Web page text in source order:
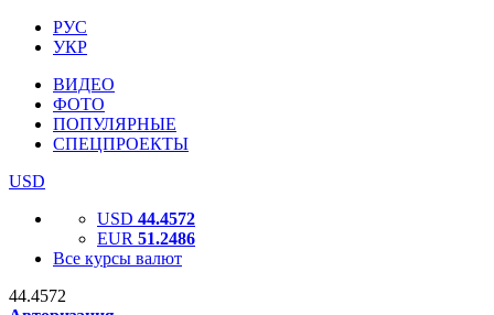
РУС
УКР
ВИДЕО
ФОТО
ПОПУЛЯРНЫЕ
СПЕЦПРОЕКТЫ
USD
USD 44.4572
EUR 51.2486
Все курсы валют
44.4572